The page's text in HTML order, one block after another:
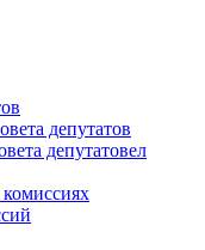
депутатов
депутатовел